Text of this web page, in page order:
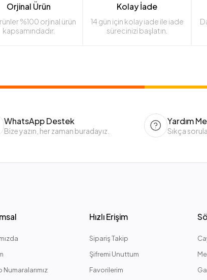
Orjinal Ürün
%100 orjinal ürün
kapsamındadır.
Kolay İade
14 gün için kolay iade ile iade
sürecinizi başlatın.
WhatsApp Destek
Bize yazın, her zaman buradayız.
Yardım
Sıkça
Numaralarımız
Hızlı Erişim
Sipariş Takip
Şifremi Unuttum
Favorilerim